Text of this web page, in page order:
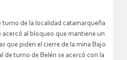
turno de la localidad catamarqueña
acercó al bloqueo que mantiene un
que piden el cierre de la mina Bajo
de turno de Belén se acercó con la